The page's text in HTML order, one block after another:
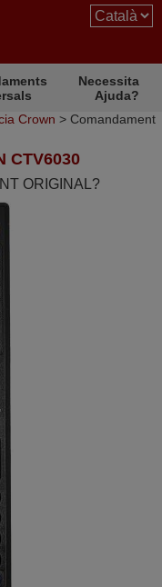
Necessita
Ajuda?
Crown > Comandament
CTV6030
ORIGINAL?